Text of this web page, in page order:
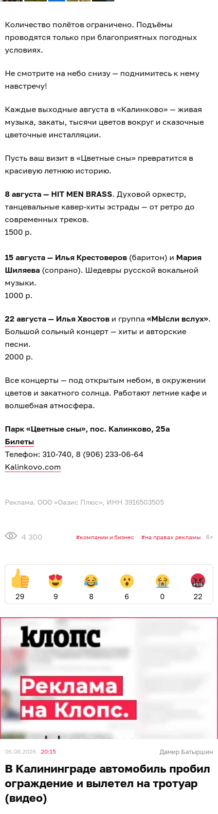
Количество полётов ограничено. Подъёмы
проводятся только при благоприятных погодных
условиях.
Не смотрите на небо снизу — поднимитесь к нему
навстречу!
Каждые выходные августа в «Калинково» — живая
музыка, закаты, тысячи цветов вокруг и сказочные
цветочные инсталляции.
Пусть ваш визит в «Цветные сны» превратится в
красивую летнюю историю.
8 августа — HIT MEN BRASS. Духовой оркестр,
танцевальные кавер-хиты эстрады — от ретро до
современных треков.
1500 р.
15 августа — Илья Крестоверов (баритон) и Мария
Шиляева (сопрано). Шедевры русской вокальной
музыки.
1000 р.
22 августа — Илья Хвостов и группа «МЫсли вслух».
Большой сольный концерт — хиты и авторские
песни.
2000 р.
Все концерты — под открытым небом, в окружении
цветов и закатного солнца. Работают летние кафе и
волшебная атмосфера.
Парк «Цветные сны», пос. Калинково, 25а
Билеты
Телефон: 310-740, 8 (906) 233-06-64
Kalinkovo.com
Реклама. ООО «Оазис Плюс», ИНН 3916503505
4 300 компании и бизнес на правах рекламы 6+
29 9 8 6 0 22
06.08.2026 20:15 Дамир Батыршин
В Калининграде автомобиль пробил
ограждение и вылетел на тротуар
(видео)